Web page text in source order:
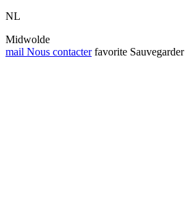
NL
Midwolde
mail Nous contacter favorite Sauvegarder